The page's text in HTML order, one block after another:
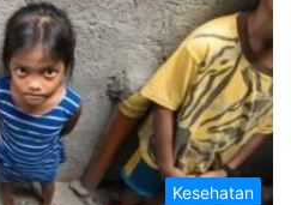
Kesehatan